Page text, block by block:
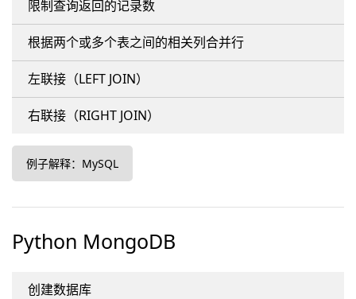
限制查询返回的记录数
根据两个或多个表之间的相关列合并行
左联接（LEFT JOIN）
右联接（RIGHT JOIN）
例子解释：MySQL
Python MongoDB
创建数据库